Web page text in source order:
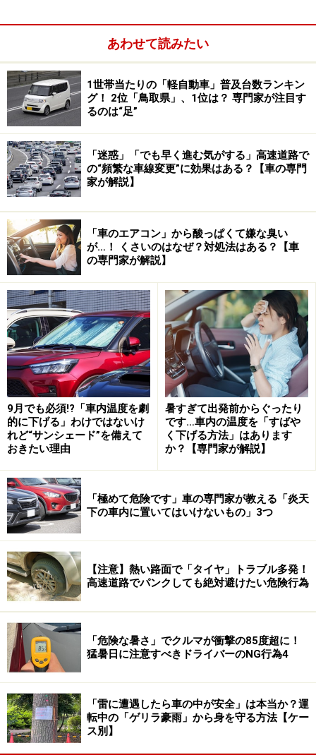
：車を屋外に駐車すると、特に夏場は車内の温度が
危険なほど上昇します。人間やペットの安全を脅かすだ
けでなく、さまざまなものに深刻なダメージを与えま
す。そこで炎天下の車内に置いてはいけないものを特に
3つ、その理由とともに解説します。
まず、スマートフォンをはじめとした電子機器です。
スマートフォンやタブレット、ノートパソコン、モバイ
ルバッテリーといった電子機器には、リチウムイオンバ
ッテリーが搭載されており、熱によって劣化が進み、バ
ッテリーの寿命を縮めます。最悪の場合、バッテリーが
膨張し、発火や爆発を引き起こす危険性もあります。
また電子機器ではありませんが、電子タバコや携帯用扇
風機もリチウムイオン電池を搭載しているので、置き忘
れに注意してください。
さらに、スマートフォンやタブレット類の液晶画面や回
路基板は熱に弱いため、変色や故障の原因になります。
次に、医薬品や化粧品です。
医薬品は高温によって成分が変質し、薬効が失われた
り、場合によっては有害な物質に変化する可能性があり
ます。日焼け止めや保湿クリーム、リップクリームなど
あわせて読みたい
1世帯当たりの「軽自動車」普及台数ランキン
グ！ 2位「鳥取県」、1位は？ 専門家が注目す
るのは“足”
「迷惑」「でも早く進む気がする」高速道路で
の“頻繁な車線変更”に効果はある？【車の専門
家が解説】
「車のエアコン」から酸っぱくて嫌な臭い
が…！ くさいのはなぜ？対処法はある？【車
の専門家が解説】
9月でも必須!?「車内温度を劇
的に下げる」わけではないけ
れど“サンシェード”を備えて
おきたい理由
暑すぎて出発前からぐったり
です…車内の温度を「すばや
く下げる方法」はあります
か？【専門家が解説】
「極めて危険です」車の専門家が教える「炎天
下の車内に置いてはいけないもの」3つ
【注意】熱い路面で「タイヤ」トラブル多発！
高速道路でパンクしても絶対避けたい危険行為
「危険な暑さ」でクルマが衝撃の85度超に！
猛暑日に注意すべきドライバーのNG行為4
「雷に遭遇したら車の中が安全」は本当か？運
転中の「ゲリラ豪雨」から身を守る方法【ケー
ス別】